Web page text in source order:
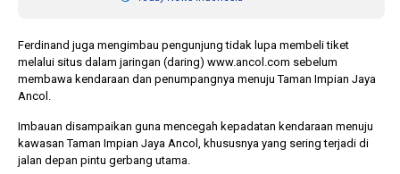
Ferdinand juga mengimbau pengunjung tidak lupa membeli tiket
melalui situs dalam jaringan (daring) www.ancol.com sebelum
membawa kendaraan dan penumpangnya menuju Taman Impian Jaya
Ancol.
Imbauan disampaikan guna mencegah kepadatan kendaraan menuju
kawasan Taman Impian Jaya Ancol, khususnya yang sering terjadi di
jalan depan pintu gerbang utama.